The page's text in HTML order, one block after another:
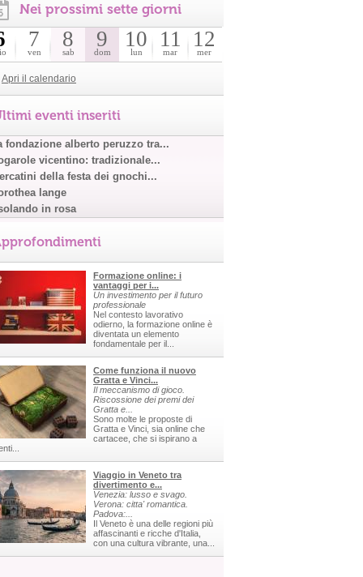
Nei prossimi sette giorni
7
ven
8
sab
9
dom
10
lun
11
mar
12
mer
Apri il calendario
eventi inseriti
fondazione alberto peruzzo tra...
vicentino: tradizionale...
della festa dei gnochi...
lange
in rosa
Formazione online: i
vantaggi per i...
Un investimento per il futuro
professionale
Nel contesto lavorativo
odierno, la formazione online è
diventata un elemento
fondamentale per il...
Come funziona il nuovo
Gratta e Vinci...
Il meccanismo di gioco.
Riscossione dei premi dei
Gratta e...
Sono molte le proposte di
Gratta e Vinci, sia online che
cartacee, che si ispirano a
Viaggio in Veneto tra
divertimento e...
Venezia: lusso e svago.
Verona: citta' romantica.
Padova:...
Il Veneto è una delle regioni più
affascinanti e ricche d'Italia,
con una cultura vibrante, una...